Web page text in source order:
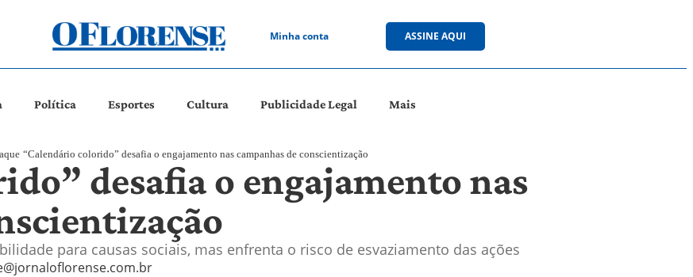
Minha conta ASSINE AQUI
Política Esportes Cultura Publicidade Legal Mais
“Calendário colorido” desafia o engajamento nas campanhas de conscientização
desafia o engajamento nas
para causas sociais, mas enfrenta o risco de esvaziamento das ações